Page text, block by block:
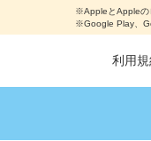
※AppleとAppleの
※Google Play、
利用